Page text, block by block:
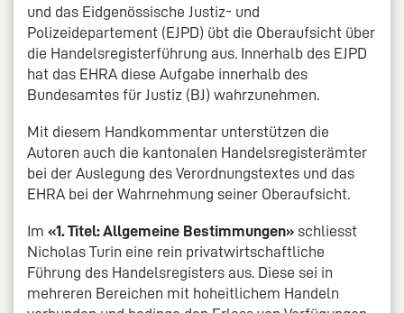
und das Eidgenössische Justiz- und
Polizeidepartement (EJPD) übt die Oberaufsicht über
die Handelsregisterführung aus. Innerhalb des EJPD
hat das EHRA diese Aufgabe innerhalb des
Bundesamtes für Justiz (BJ) wahrzunehmen.
Mit diesem Handkommentar unterstützen die
Autoren auch die kantonalen Handelsregisterämter
bei der Auslegung des Verordnungstextes und das
EHRA bei der Wahrnehmung seiner Oberaufsicht.
Im «1. Titel: Allgemeine Bestimmungen» schliesst
Nicholas Turin eine rein privatwirtschaftliche
Führung des Handelsregisters aus. Diese sei in
mehreren Bereichen mit hoheitlichem Handeln